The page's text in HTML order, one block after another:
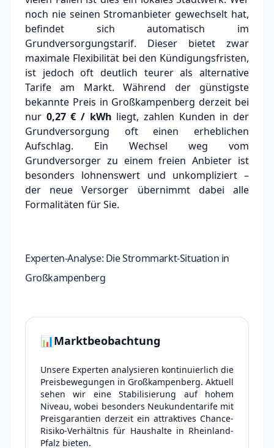
noch nie seinen Stromanbieter gewechselt hat,
befindet sich automatisch im
Grundversorgungstarif. Dieser bietet zwar
maximale Flexibilität bei den Kündigungsfristen,
ist jedoch oft deutlich teurer als alternative
Tarife am Markt.Während der günstigste
bekannte Preis in Großkampenberg derzeit bei
nur 0,27 € / kWh liegt, zahlen Kunden in der
Grundversorgung oft einen erheblichen
Aufschlag. Ein Wechsel weg vom
Grundversorger zu einem freien Anbieter ist
besonders lohnenswert und unkompliziert –
der neue Versorger übernimmt dabei alle
Formalitäten für Sie.
Experten-Analyse: Die Strommarkt-Situation in
Großkampenberg
📊Marktbeobachtung
Unsere Experten analysieren kontinuierlich die
Preisbewegungen in Großkampenberg. Aktuell
sehen wir eine Stabilisierung auf hohem
Niveau, wobei besonders Neukundentarife mit
Preisgarantien derzeit ein attraktives Chance-
Risiko-Verhältnis für Haushalte in Rheinland-
Pfalz bieten.